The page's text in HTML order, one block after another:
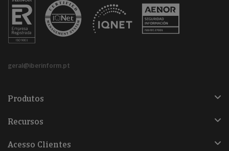
geral@iberinform.pt
Produtos
Recursos
Acesso Clientes